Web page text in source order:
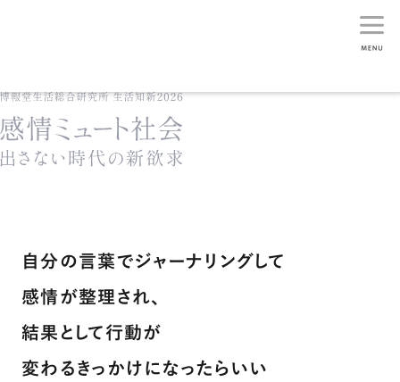
自分の言葉でジャーナリングして
感情が整理され、
結果として行動が
変わるきっかけになったらいい